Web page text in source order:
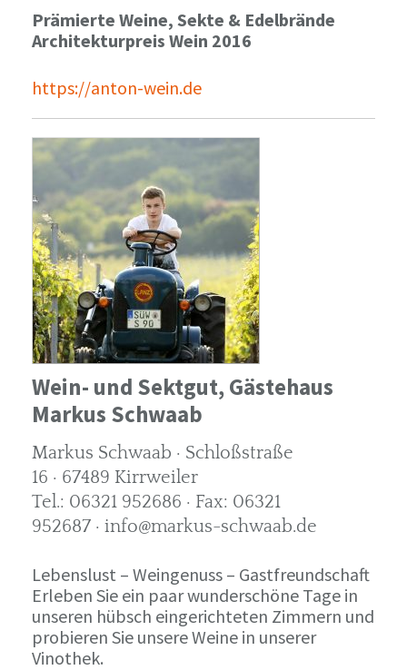
Prämierte Weine, Sekte & Edelbrände
Architekturpreis Wein 2016
https://anton-wein.de
Wein- und Sektgut, Gästehaus
Markus Schwaab
Markus Schwaab · Schloßstraße
16 · 67489 Kirrweiler
Tel.: 06321 952686 · Fax: 06321
952687 · info@markus-schwaab.de
Lebenslust – Weingenuss – Gastfreundschaft
Erleben Sie ein paar wunderschöne Tage in
unseren hübsch eingerichteten Zimmern und
probieren Sie unsere Weine in unserer
Vinothek.